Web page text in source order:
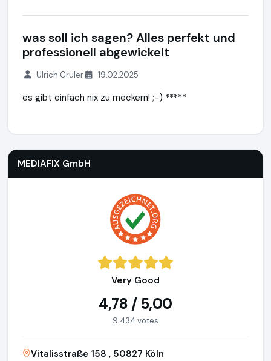
was soll ich sagen? Alles perfekt und
professionell abgewickelt
Ulrich Gruler 19.02.2025
es gibt einfach nix zu meckern! ;-) *****
MEDIAFIX GmbH
Very Good
4,78 / 5,00
9.434 votes
Vitalisstraße 158 , 50827 Köln